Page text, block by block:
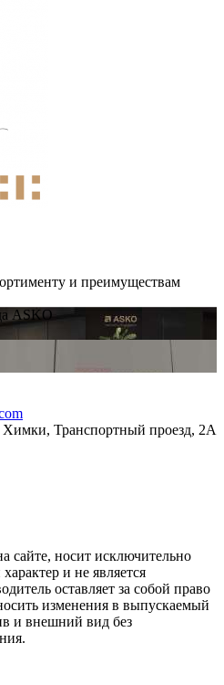
и преимуществам
ASKO
Химки, Транспортный проезд, 2А
сайте, носит исключительно
и не является
оставляет за собой право
изменения в выпускаемый
и внешний вид без